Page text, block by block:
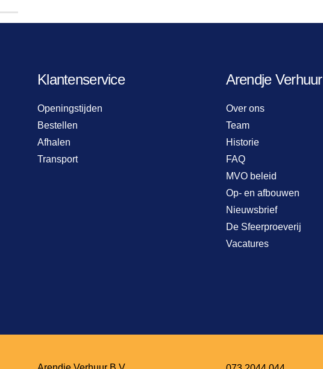
Klantenservice
Openingstijden
Bestellen
Afhalen
Transport
Arendje Verhuur
Over ons
Team
Historie
FAQ
MVO beleid
Op- en afbouwen
Nieuwsbrief
De Sfeerproeverij
Vacatures